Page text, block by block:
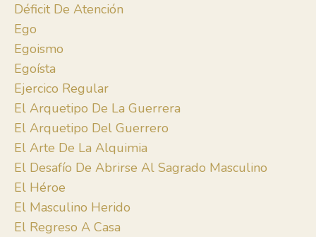
Déficit De Atención
Ego
Egoismo
Egoísta
Ejercico Regular
El Arquetipo De La Guerrera
El Arquetipo Del Guerrero
El Arte De La Alquimia
El Desafío De Abrirse Al Sagrado Masculino
El Héroe
El Masculino Herido
El Regreso A Casa